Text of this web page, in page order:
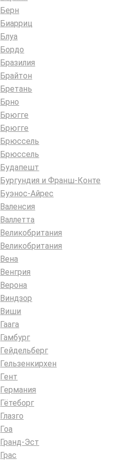
Берн
Биарриц
Блуа
Бордо
Бразилия
Брайтон
Бретань
Брно
Брюгге
Брюгге
Брюссель
Брюссель
Будапешт
Бургундия и Франш-Конте
Буэнос-Айрес
Валенсия
Валлетта
Великобритания
Великобритания
Вена
Венгрия
Верона
Виндзор
Виши
Гаага
Гамбург
Гейдельберг
Гельзенкирхен
Гент
Германия
Гётеборг
Глазго
Гоа
Гранд-Эст
Грас